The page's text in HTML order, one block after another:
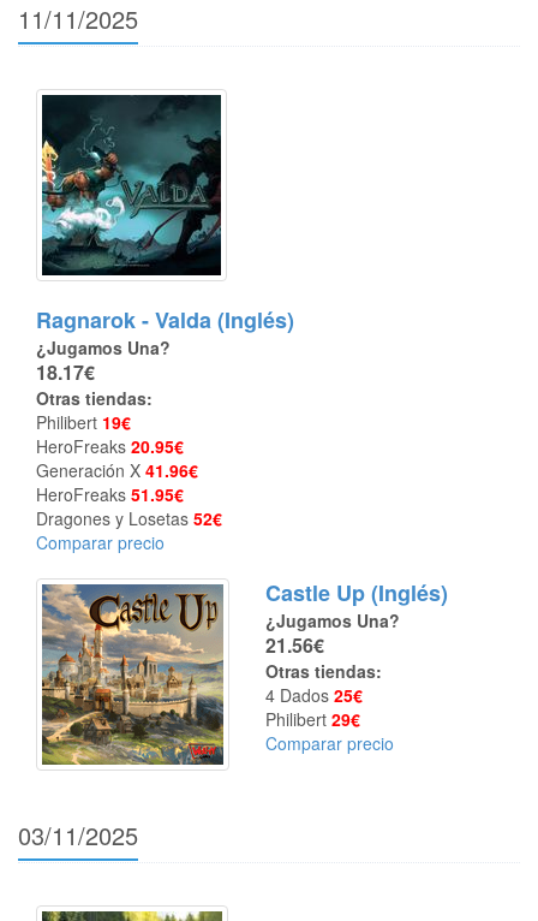
11/11/2025
Ragnarok - Valda (Inglés)
¿Jugamos Una?
18.17€
Otras tiendas:
Philibert 19€
HeroFreaks 20.95€
Generación X 41.96€
HeroFreaks 51.95€
Dragones y Losetas 52€
Comparar precio
Castle Up (Inglés)
¿Jugamos Una?
21.56€
Otras tiendas:
4 Dados 25€
Philibert 29€
Comparar precio
03/11/2025